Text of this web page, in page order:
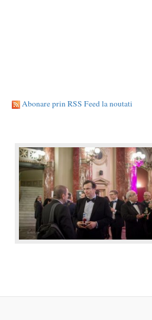
Abonare prin RSS Feed la noutati